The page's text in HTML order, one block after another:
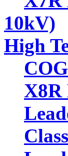
10kV)
High
X8R